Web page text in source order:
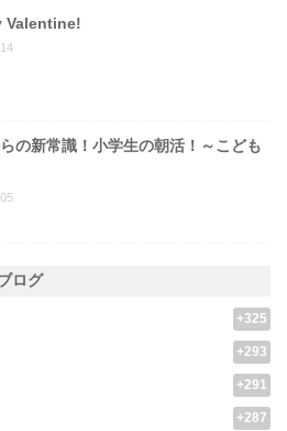
Valentine!
の新常識！小学生の朝活！～こども
ログ
+325
+293
+291
+287